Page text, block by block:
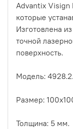
Advantix Visign
которые
Изготовлена
точной
поверхность.
Модель: 4928.2.
Размер:
Толщина: 5 мм.